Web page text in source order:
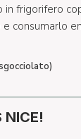
in frigorifero
consumarlo
NICE!